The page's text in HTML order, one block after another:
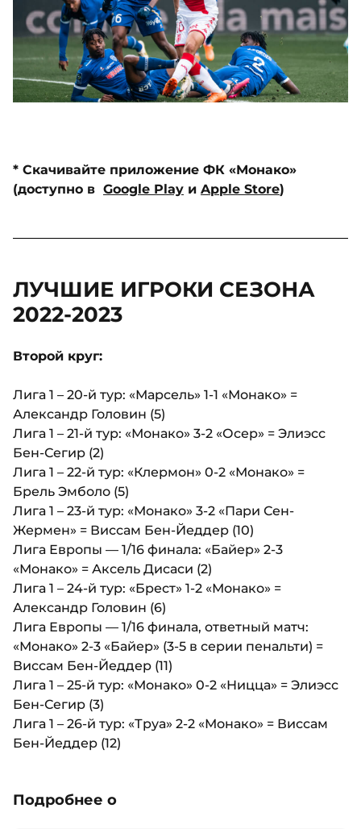
* Скачивайте приложение ФК «Монако»
(доступно в Google Play и Apple Store)
ЛУЧШИЕ ИГРОКИ СЕЗОНА
2022-2023
Второй круг:
Лига 1 – 20-й тур: «Марсель» 1-1 «Монако» =
Александр Головин (5)
Лига 1 – 21-й тур: «Монако» 3-2 «Осер» = Элиэсс
Бен-Сегир (2)
Лига 1 – 22-й тур: «Клермон» 0-2 «Монако» =
Брель Эмболо (5)
Лига 1 – 23-й тур: «Монако» 3-2 «Пари Сен-
Жермен» = Виссам Бен-Йеддер (10)
Лига Европы — 1/16 финала: «Байер» 2-3
«Монако» = Аксель Дисаси (2)
Лига 1 – 24-й тур: «Брест» 1-2 «Монако» =
Александр Головин (6)
Лига Европы — 1/16 финала, ответный матч:
«Монако» 2-3 «Байер» (3-5 в серии пенальти) =
Виссам Бен-Йеддер (11)
Лига 1 – 25-й тур: «Монако» 0-2 «Ницца» = Элиэсс
Бен-Сегир (3)
Лига 1 – 26-й тур: «Труа» 2-2 «Монако» = Виссам
Бен-Йеддер (12)
Подробнее о